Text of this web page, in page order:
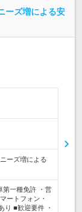
ーズ増による安
ーズ増による
第一種免許 ・営
ートフォン・
り ■歓迎要件 ・